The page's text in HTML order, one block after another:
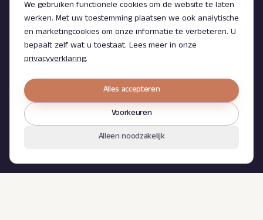
reserved.
Afbeeldingen onder licentie van Shutterstock.com
Privacyverklaring Cookieverklaring Cookievoorkeuren
Algemene voorwaarden
We gebruiken functionele cookies om de website te laten
werken. Met uw toestemming plaatsen we ook analytische
en marketingcookies om onze informatie te verbeteren. U
bepaalt zelf wat u toestaat. Lees meer in onze
privacyverklaring.
Alles accepteren
Voorkeuren
Alleen noodzakelijk